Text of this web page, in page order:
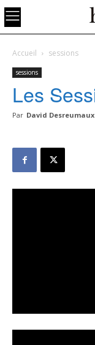
Accueil sessions
sessions
Les
Par David Desreumaux